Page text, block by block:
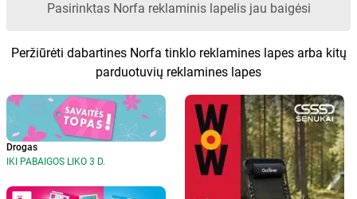
Pasirinktas Norfa reklaminis lapelis jau baigėsi
Peržiūrėti dabartines Norfa tinklo reklamines lapes arba kitų
parduotuvių reklamines lapes
Drogas
IKI PABAIGOS LIKO 3 D.